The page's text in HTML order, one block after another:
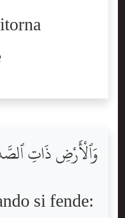
وَٱلْأَرْضِ ذَاتِ
si fende: